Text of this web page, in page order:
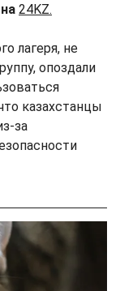
24KZ.
лагеря, не
опоздали
казахстанцы
за